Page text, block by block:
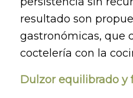
resultado son
gastronómicas, que
coctelería con la
Dulzor equilibrado y